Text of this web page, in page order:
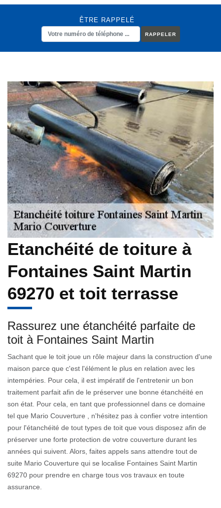
ÊTRE RAPPELÉ
Etanchéité de toiture à
Fontaines Saint Martin
69270 et toit terrasse
Rassurez une étanchéité parfaite de
toit à Fontaines Saint Martin
Sachant que le toit joue un rôle majeur dans la construction d'une
maison parce que c'est l'élément le plus en relation avec les
intempéries. Pour cela, il est impératif de l'entretenir un bon
traitement parfait afin de le préserver une bonne étanchéité en
son état. Pour cela, en tant que professionnel dans ce domaine
tel que Mario Couverture , n'hésitez pas à confier votre intention
pour l'étanchéité de tout types de toit que vous disposez afin de
préserver une forte protection de votre couverture durant les
années qui suivent. Alors, faites appels sans attendre tout de
suite Mario Couverture qui se localise Fontaines Saint Martin
69270 pour prendre en charge tous vos travaux en toute
assurance.